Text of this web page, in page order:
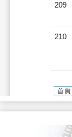
209
210
首頁